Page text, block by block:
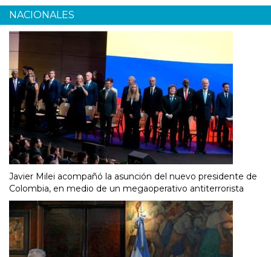
NACIONALES
Javier Milei acompañó la asunción del nuevo presidente de
Colombia, en medio de un megaoperativo antiterrorista